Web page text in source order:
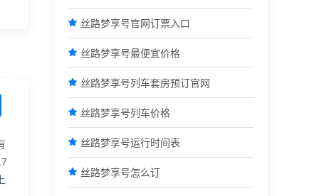
 丝路梦享号官网订票入口
 丝路梦享号最便宜价格
 丝路梦享号列车套房预订官网
 丝路梦享号列车价格
 丝路梦享号运行时间表
 丝路梦享号怎么订